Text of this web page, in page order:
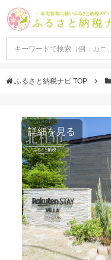
ふるさと納税ナビ TOP
詳細を見る